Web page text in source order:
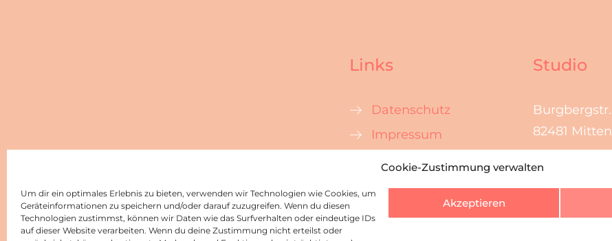
Cookie-Zustimmung verwalten
Um dir ein optimales Erlebnis zu bieten, verwenden wir Technologien wie Cookies, um
Geräteinformationen zu speichern und/oder darauf zuzugreifen. Wenn du diesen
Technologien zustimmst, können wir Daten wie das Surfverhalten oder eindeutige IDs
auf dieser Website verarbeiten. Wenn du deine Zustimmung nicht erteilst oder
Akzeptieren
Links
Datenschutz
Impressum
Kontakt
Studio
82481